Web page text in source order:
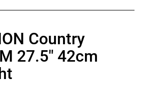
Country
27.5" 42cm